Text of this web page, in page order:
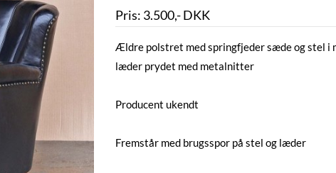
Pris: 3.500,-DKK
Ældre polstret med springfjeder sæde og stel
læder prydet med metalnitter
Producent ukendt
Fremstår med brugsspor på stel og læder